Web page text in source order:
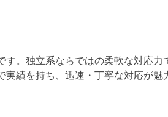
。独立系ならではの柔軟な対応力
実績を持ち、迅速・丁寧な対応が魅